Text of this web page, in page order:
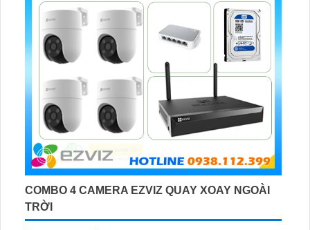
COMBO 4 CAMERA EZVIZ QUAY XOAY NGOÀI
TRỜI